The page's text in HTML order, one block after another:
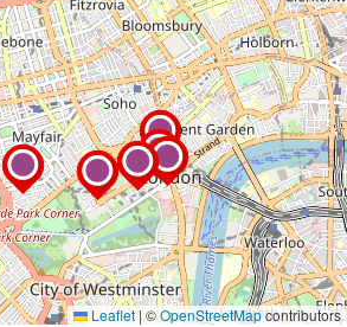
Leaflet|©OpenStreetMapcontributors